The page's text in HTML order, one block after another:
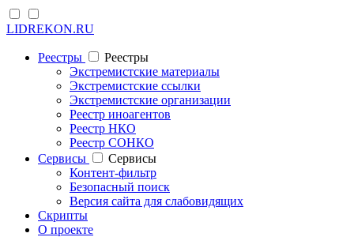
LIDREKON.RU
Реестры
Реестры
Экстремистские материалы
Экстремистские ссылки
Экстремистские организации
Реестр иноагентов
Реестр НКО
Реестр СОНКО
Cервисы
Cервисы
Контент-фильтр
Безопасный поиск
Версия сайта для слабовидящих
Скрипты
О проекте